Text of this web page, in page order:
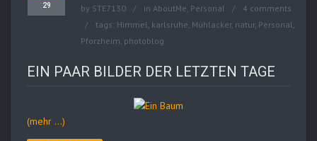
29 by STE7130 in AboutMe Personal
4 comments
tags: Himmel karlsruhe Mühlacker, natur, Personal
Pforzheim photoblog
EIN PAAR BILDER DER LETZTEN TAGE
(mehr …)